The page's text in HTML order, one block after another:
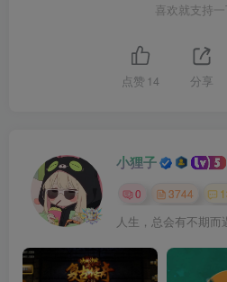
喜欢就支持
点赞 14 分享
小狸子
0 3744
人生，总会有不期